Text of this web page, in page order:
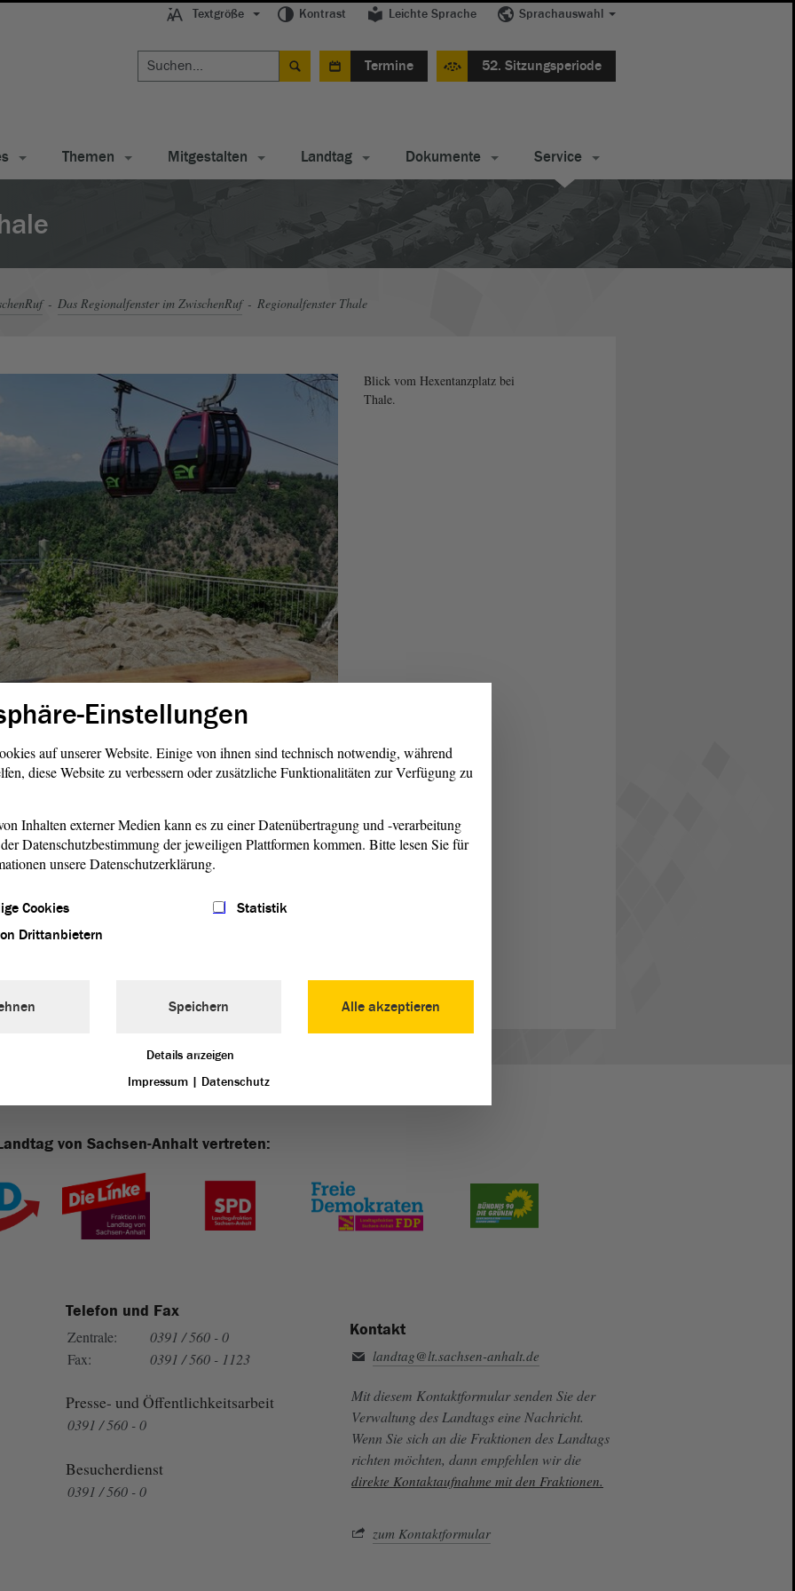
Textgröße Kontrast Leichte Sprache Sprachauswahl
Termine 52. Sitzungsperiode
Themen Mitgestalten Landtag Dokumente Service
Das Regionalfenster im ZwischenRuf Regionalfenster Thale
Blick vom Hexentanzplatz bei
Thale.
los ist …
– so preisen Touristen wie Einheimische die Stadt
vielfältige Freizeitmöglichkeiten bietet die
allen, und ihren Bewohnern zudem viel
von Sachsen-Anhalt vertreten:
Telefon und Fax
Zentrale:
0391 / 560 - 0
Fax:
0391 / 560 - 1123
Presse- und Öffentlichkeitsarbeit
0391 / 560 - 0
Besucherdienst
0391 / 560 - 0
Kontakt
landtag@lt.sachsen-anhalt.de
Mit diesem Kontaktformular senden Sie der
Verwaltung des Landtags eine Nachricht.
Wenn Sie sich an die Fraktionen des Landtags
richten möchten, dann empfehlen wir die
direkte Kontaktaufnahme mit den Fraktionen.
zum Kontaktformular
Einstellungen
auf unserer Website. Einige von ihnen sind technisch notwendig, während
diese Website zu verbessern oder zusätzliche Funktionalitäten zur Verfügung zu
Inhalten externer Medien kann es zu einer Datenübertragung und -verarbeitung
Datenschutzbestimmung der jeweiligen Plattformen kommen. Bitte lesen Sie für
unsere Datenschutzerklärung.
Cookies
Statistik
Drittanbietern
Alle akzeptieren
Speichern
Details anzeigen
Impressum | Datenschutz